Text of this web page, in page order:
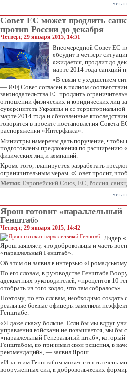
Совет ЕС может продлить
против России до декабря
Четверг, 29 января 2015, 14:51
Внеочередной Совет ЕС
обсудит в четверг
ожидается, продлит до
марте 2014 года санкций
«В связи с ухудшением
— ИФ) Совет согласен в полном
законодательства ЕС продлить
отношении физических и юридических лиц
суверенитета Украины и ее
марте 2014 года и обновленные
говорится в проекте постановления Совета
распоряжении «Интерфакса«.
Министры намерены дать поручение, чтобы
подготовлены предложения по расширению
физических лиц и компаний.
Кроме того, планируется разработать
ограничительным мерам. «Совет просит,
Метки: Европейский Союз, ЕС, Россия,
Ярош готовит «параллельный
Генштаб»
Четверг, 29 января 2015, 14:42
Лидер
Ярош заявляет, что добровольцы и часть
«параллельный Генштаб».
Об этом он заявил в интервью
По его словам, в руководстве Генштаба
адекватных руководителей, «процентов 10
отобрать из того кодло, что там собралось».
Поэтому, по его словам, необходимо создать
реальные боевые офицеры заменили
Генштабе.
«Я даже скажу больше. Если бы мы вдруг
управления войсками не повышается, мы бы
«параллельный Генеральный штаб», который
Генштабом, но принимал свои решения, в
рекомендаций», — заявил Ярош.
«И за этим Генштабом может стоять очень
вооруженных сил, и добровольческих
…